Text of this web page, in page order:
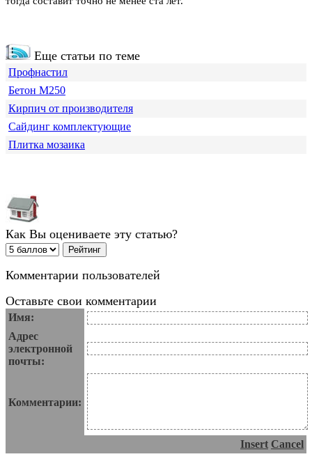
Еще статьи по теме
Профнастил
Бетон М250
Кирпич от производителя
Сайдинг комплектующие
Плитка мозаика
Как Вы оцениваете эту статью?
Комментарии пользователей
Оставьте свои комментарии
Имя:
Адрес
электронной
почты:
Комментарии:
Insert Cancel